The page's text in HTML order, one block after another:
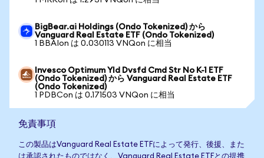
BigBear.ai Holdings (Ondo Tokenized) から
Vanguard Real Estate ETF (Ondo Tokenized)
1 BBAIon は 0.030113 VNQon に相当
Invesco Optimum Yld Dvsfd Cmd Str No K-1 ETF
(Ondo Tokenized) から Vanguard Real Estate ETF
(Ondo Tokenized)
1 PDBCon は 0.171503 VNQon に相当
免責事項
この製品はVanguard Real Estate ETFによって発行、後援、また